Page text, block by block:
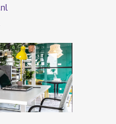
enTwitter